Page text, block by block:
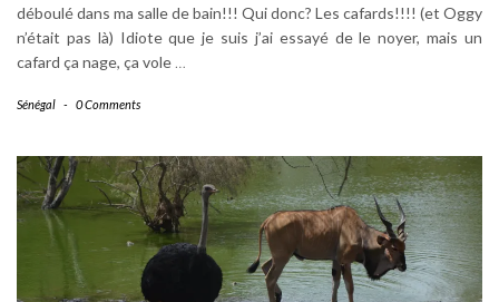
déboulé dans ma salle de bain!!! Qui donc? Les cafards!!!! (et Oggy
n’était pas là) Idiote que je suis j’ai essayé de le noyer, mais un
cafard ça nage, ça vole …
Sénégal - 0 Comments